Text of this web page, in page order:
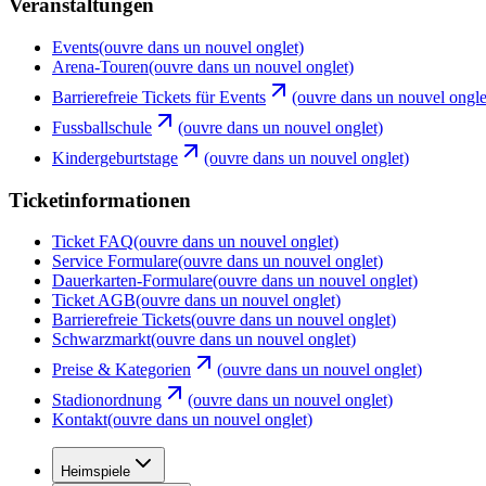
Veranstaltungen
Events(ouvre dans un nouvel onglet)
Arena-Touren(ouvre dans un nouvel onglet)
Barrierefreie Tickets für Events
(ouvre dans un nouvel
Fussballschule
(ouvre dans un nouvel onglet)
Kindergeburtstage
(ouvre dans un nouvel onglet)
Ticketinformationen
Ticket FAQ(ouvre dans un nouvel onglet)
Service Formulare(ouvre dans un nouvel onglet)
Dauerkarten-Formulare(ouvre dans un nouvel onglet)
Ticket AGB(ouvre dans un nouvel onglet)
Barrierefreie Tickets(ouvre dans un nouvel onglet)
Schwarzmarkt(ouvre dans un nouvel onglet)
Preise & Kategorien
(ouvre dans un nouvel onglet)
Stadionordnung
(ouvre dans un nouvel onglet)
Kontakt(ouvre dans un nouvel onglet)
Heimspiele